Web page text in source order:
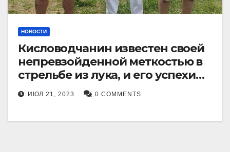
НОВОСТИ
Кисловодчанин известен своей
непревзойденной меткостью в
стрельбе из лука, и его успехи
прославили его в
Ставропольском крае.
ИЮЛ 21, 2023 0 COMMENTS